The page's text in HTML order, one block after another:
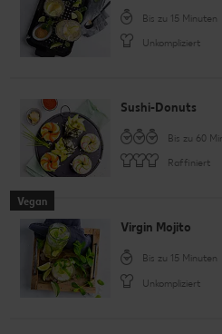
Bis zu 15 Minuten
Unkompliziert
Vegan
Sushi-Donuts
Bis zu 60
Raffiniert
Virgin Mojito
Bis zu 15 Minuten
Unkompliziert